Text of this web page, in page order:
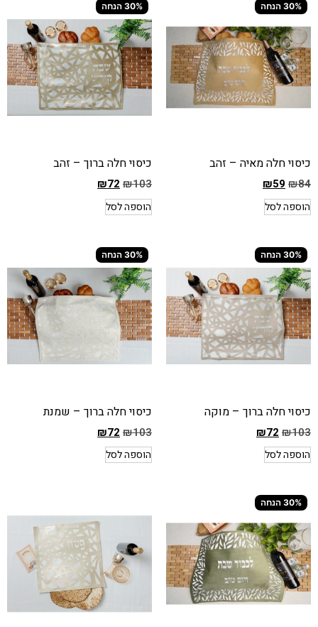
המחיר
הנוכחי
הוא
₪45
המחיר
הנוכחי
הוא
₪59
30% הנחה
כיסוי חלה מאיה – זהב
₪84
₪59
המחיר
הקודם
₪84
המחיר
הנוכחי
הוא
₪59
הוספה לסל
30% הנחה
כיסוי חלה ברוך – זהב
₪103
₪72
המחיר
הקודם
₪103
המחיר
הנוכחי
הוא
₪72
הוספה לסל
30% הנחה
כיסוי חלה ברוך – מוקה
₪103
₪72
המחיר
הקודם
₪103
המחיר
הנוכחי
הוא
₪72
הוספה לסל
30% הנחה
כיסוי חלה ברוך – שמנת
₪103
₪72
המחיר
הקודם
₪72
הוספה לסל
30% הנחה